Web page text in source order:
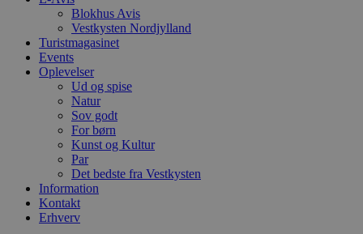
Blokhus Avis
Vestkysten Nordjylland
Turistmagasinet
Events
Oplevelser
Ud og spise
Natur
Sov godt
For børn
Kunst og Kultur
Par
Det bedste fra Vestkysten
Information
Kontakt
Erhverv